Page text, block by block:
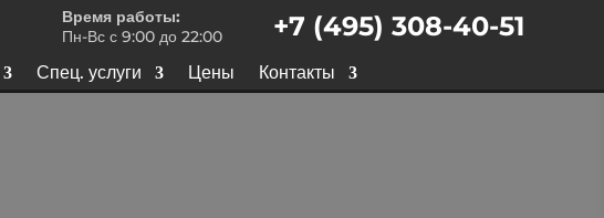
Время работы:
Пн-Вс с 9:00 до 22:00
+7 (495) 308-40-51
Спец. услуги Цены Контакты